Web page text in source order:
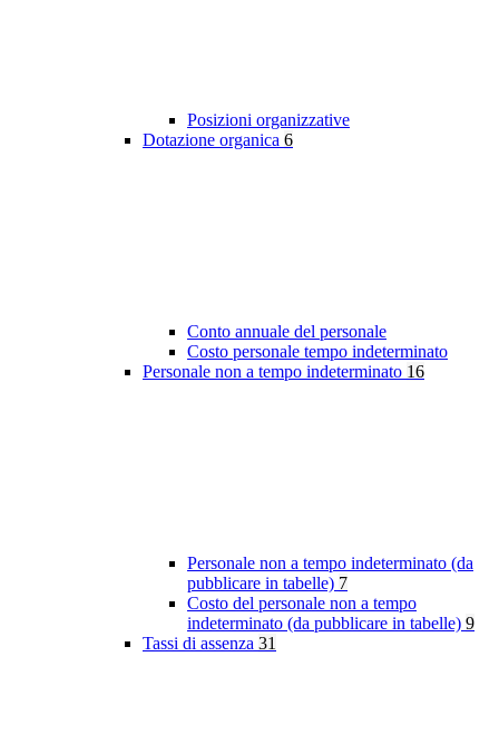
Posizioni organizzative
Dotazione organica 6
Conto annuale del personale
Costo personale tempo indeterminato
Personale non a tempo indeterminato 16
Personale non a tempo indeterminato (da
pubblicare in tabelle) 7
Costo del personale non a tempo
indeterminato (da pubblicare in tabelle) 9
Tassi di assenza 31